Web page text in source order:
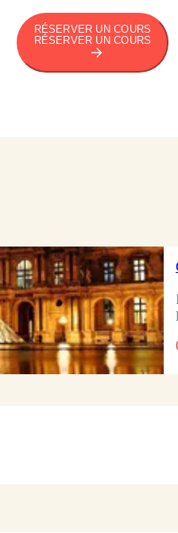
RÉSERVER UN COURS
RÉSERVER UN COURS